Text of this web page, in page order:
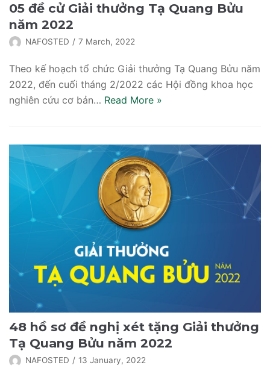
05 đề cử Giải thưởng Tạ Quang Bửu
năm 2022
NAFOSTED 7 March, 2022
Theo kế hoạch tổ chức Giải thưởng Tạ Quang Bửu năm
2022, đến cuối tháng 2/2022 các Hội đồng khoa học
nghiên cứu cơ bản… Read More »
48 hồ sơ đề nghị xét tặng Giải thưởng
Tạ Quang Bửu năm 2022
NAFOSTED 13 January, 2022